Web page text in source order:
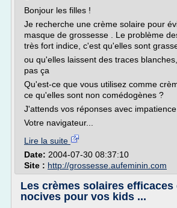
Bonjour les filles !
Je recherche une crème solaire pour
masque de grossesse . Le problème
très fort indice, c'est qu'elles sont
ou qu'elles laissent des traces
pas ça
Qu'est-ce que vous utilisez comme
ce qu'elles sont non comédogènes ?
J'attends vos réponses avec impatience
Votre navigateur...
Lire la suite
Date: 2004-07-30 08:37:10
Site : http://grossesse.aufeminin.com
Les crèmes solaires efficaces
nocives pour vos kids ...